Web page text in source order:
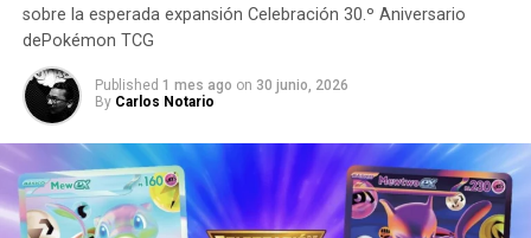
sobre la esperada expansión Celebración 30.º Aniversario
dePokémon TCG
Published 1 mes ago on 30 junio, 2026
By Carlos Notario